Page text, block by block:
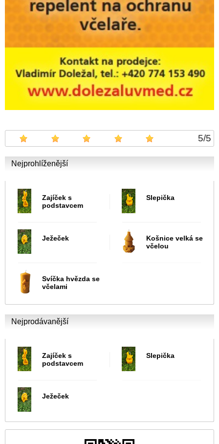
5/5
Nejprohlíženější
Zajíček s
podstavcem
Slepička
Ježeček
Košnice velká se
včelou
Svíčka hvězda se
včelami
Nejprodávanější
Zajíček s
podstavcem
Slepička
Ježeček